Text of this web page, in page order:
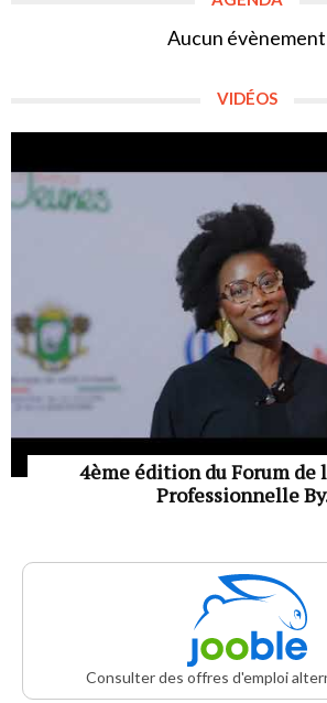
Aucun évènement
VIDÉOS
4ème édition du Forum
Professionnelle
Consulter des offres d'emploi